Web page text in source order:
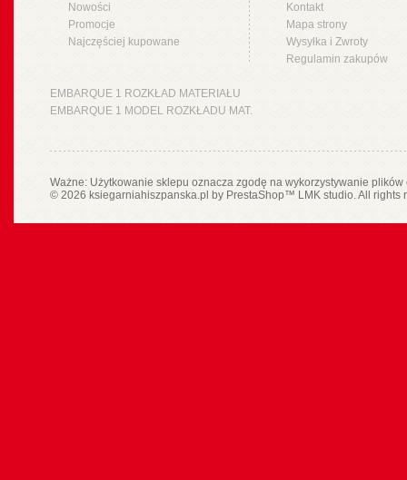
Nowości
Promocje
Najczęściej kupowane
Kontakt
Mapa strony
Wysyłka i Zwroty
Regulamin zakupów
EMBARQUE 1 ROZKŁAD MATERIAŁU
EMBARQUE 1 MODEL ROZKŁADU MAT.
Ważne: Użytkowanie sklepu oznacza zgodę na wykorzystywanie
© 2026 ksiegarniahiszpanska.pl by PrestaShop™ LMK studio. All rights